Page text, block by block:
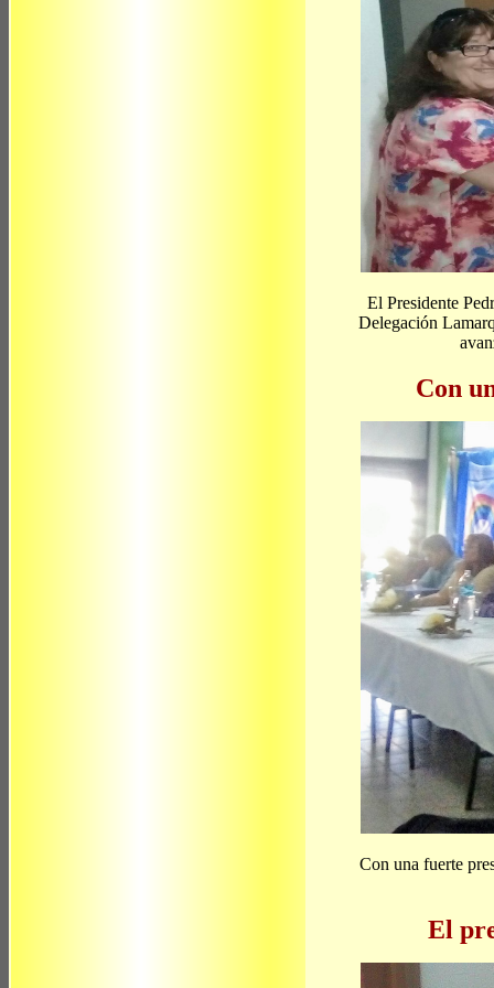
El Presidente
Delegación
Con
Con una fuerte
El